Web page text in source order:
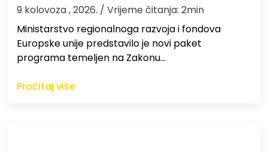
9 kolovoza , 2026. / Vrijeme čitanja: 2min
Ministarstvo regionalnoga razvoja i fondova
Europske unije predstavilo je novi paket
programa temeljen na Zakonu…
Pročitaj više